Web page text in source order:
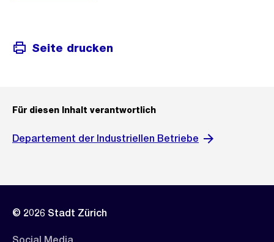
Seite drucken
Für diesen Inhalt verantwortlich
Departement der Industriellen Betriebe
© 2026 Stadt Zürich